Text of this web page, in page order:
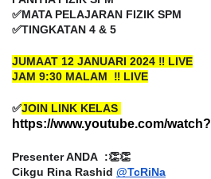
✅MATA PELAJARAN FIZIK SPM
✅TINGKATAN 4 & 5
JUMAAT 12 JANUARI 2024 ‼️ LIVE
JAM 9:30 MALAM ‼️ LIVE
✅JOIN LINK KELAS
https://www.youtube.com/
Presenter ANDA :👏👏
Cikgu Rina Rashid @TcRiNa